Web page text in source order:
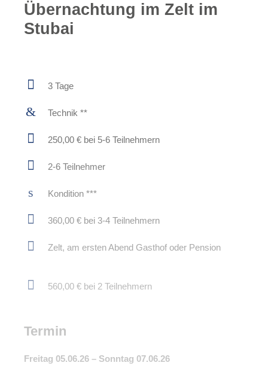
Übernachtung im Zelt im
Stubai
3 Tage
Technik **
250,00 € bei 5-6 Teilnehmern
2-6 Teilnehmer
Kondition ***
360,00 € bei 3-4 Teilnehmern
Zelt, am ersten Abend Gasthof oder Pension
560,00 € bei 2 Teilnehmern
Termin
Freitag 05.06.26 – Sonntag 07.06.26